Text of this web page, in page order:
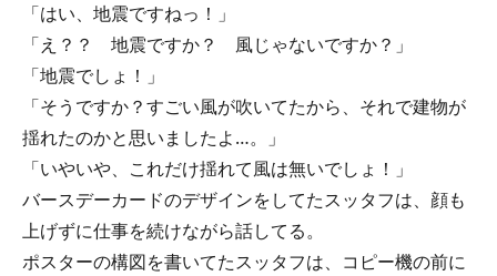
「はい、地震ですねっ！」
「え？？ 地震ですか？ 風じゃないですか？」
「地震でしょ！」
「そうですか？すごい風が吹いてたから、それで建物が
揺れたのかと思いましたよ…。」
「いやいや、これだけ揺れて風は無いでしょ！」
バースデーカードのデザインをしてたスッタフは、顔も
上げずに仕事を続けながら話してる。
ポスターの構図を書いてたスッタフは、コピー機の前に